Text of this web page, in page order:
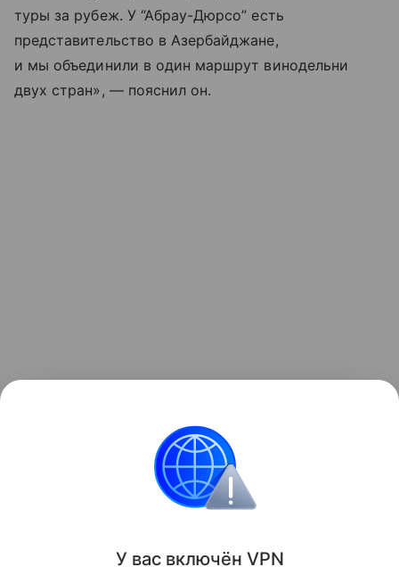
туры за рубеж. У “Абрау-Дюрсо” есть
представительство в Азербайджане,
и мы объединили в один маршрут винодельни
двух стран», — пояснил он.
По словам Титова, туристов принимают многие
винодельни — и в Краснодарском крае, и в Крыму,
У вас включён VPN